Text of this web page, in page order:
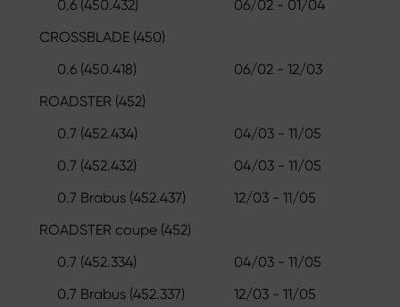
0.6 (450.432)
06/02 - 01/04
CROSSBLADE (450)
0.6 (450.418)
06/02 - 12/03
ROADSTER (452)
0.7 (452.434)
04/03 - 11/05
0.7 (452.432)
04/03 - 11/05
0.7 Brabus (452.437)
12/03 - 11/05
ROADSTER coupe (452)
0.7 (452.334)
04/03 - 11/05
0.7 Brabus (452.337)
12/03 - 11/05